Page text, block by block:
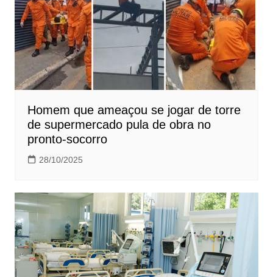
Homem que ameaçou se jogar de torre
de supermercado pula de obra no
pronto-socorro
28/10/2025